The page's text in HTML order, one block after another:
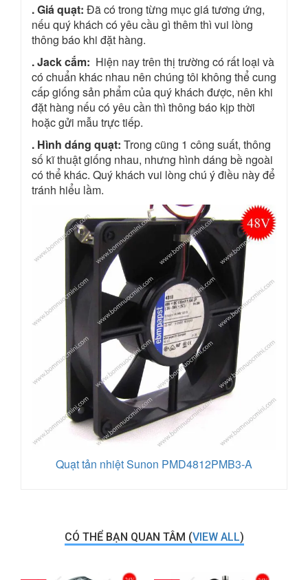
. Giá quạt: Đã có trong từng mục giá tương ứng,
nếu quý khách có yêu cầu gì thêm thì vui lòng
thông báo khi đặt hàng.
. Jack cắm: Hiện nay trên thị trường có rất loại và
có chuẩn khác nhau nên chúng tôi không thể cung
cấp giống sản phẩm của quý khách được, nên khi
đặt hàng nếu có yêu cần thì thông báo kịp thời
hoặc gửi mẫu trực tiếp.
. Hình dáng quạt: Trong cũng 1 công suất, thông
số kĩ thuật giống nhau, nhưng hình dáng bề ngoài
có thể khác. Quý khách vui lòng chú ý điều này để
tránh hiểu lầm.
Quạt tản nhiệt Sunon PMD4812PMB3-A
CÓ THỂ BẠN QUAN TÂM (VIEW ALL)